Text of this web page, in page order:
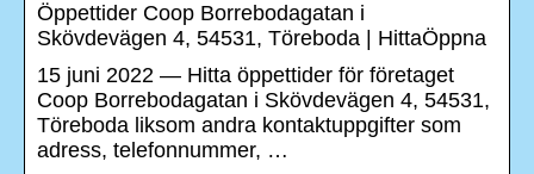
Öppettider Coop Borrebodagatan i
Skövdevägen 4, 54531, Töreboda | HittaÖppna
15 juni 2022 — Hitta öppettider för företaget
Coop Borrebodagatan i Skövdevägen 4, 54531,
Töreboda liksom andra kontaktuppgifter som
adress, telefonnummer, …